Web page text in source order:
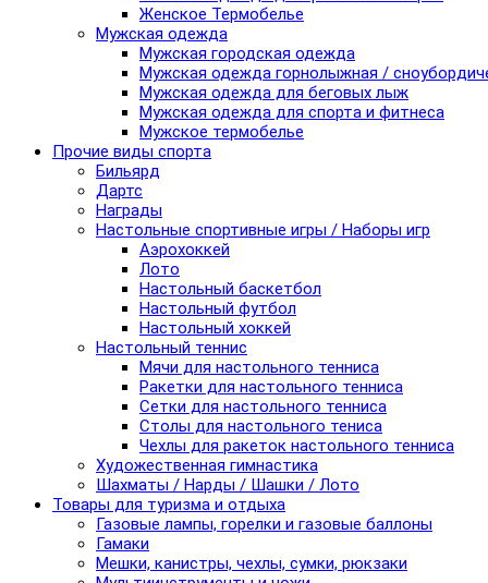
Женское Термобелье
Мужская одежда
Мужская городская одежда
Мужская одежда горнолыжная /
Мужская одежда для беговых лыж
Мужская одежда для спорта и фитнеса
Мужское термобелье
Прочие виды спорта
Бильярд
Дартс
Награды
Настольные спортивные игры / Наборы игр
Аэрохоккей
Лото
Настольный баскетбол
Настольный футбол
Настольный хоккей
Настольный теннис
Мячи для настольного тенниса
Ракетки для настольного тенниса
Сетки для настольного тенниса
Столы для настольного тениса
Чехлы для ракеток настольного тенниса
Художественная гимнастика
Шахматы / Нарды / Шашки / Лото
Товары для туризма и отдыха
Газовые лампы, горелки и газовые баллоны
Гамаки
Мешки, канистры, чехлы, сумки, рюкзаки